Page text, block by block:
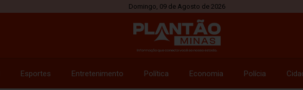
Domingo, 09 de Agosto de 2026
Esportes Entretenimento Política Economia Polícia